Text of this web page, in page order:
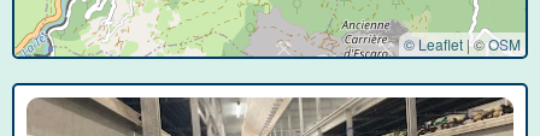
© Leaflet |©OSM